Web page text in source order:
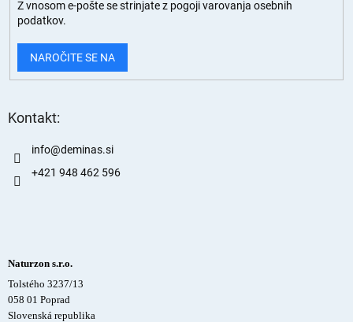
Z vnosom e-pošte se strinjate z pogoji varovanja osebnih
podatkov.
NAROČITE SE NA
Kontakt:
info@deminas.si
+421 948 462 596
Naturzon s.r.o.
Tolstého 3237/13
058 01 Poprad
Slovenská republika